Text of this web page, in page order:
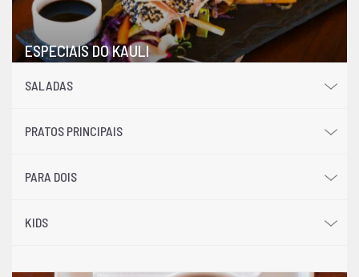
ESPECIAIS DO KAULI
SALADAS
PRATOS PRINCIPAIS
PARA DOIS
KIDS